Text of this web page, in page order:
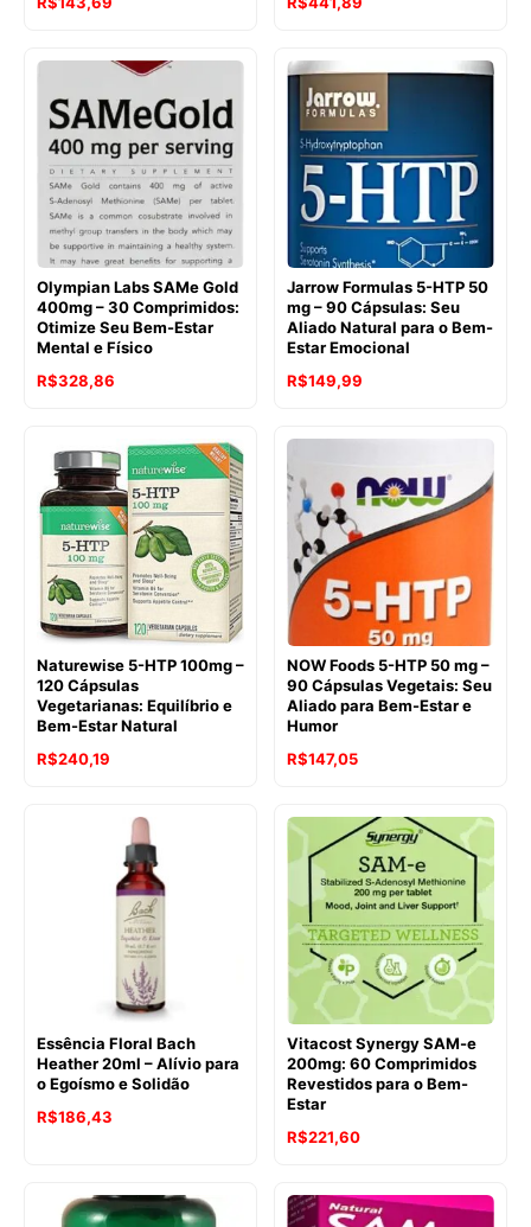
original
R$191,21.
atual
R$143,69.
original
era:
é:
R$441,89.
Olympian Labs SAMe Gold
400mg – 30 Comprimidos:
Otimize Seu Bem-Estar
Mental e Físico
O
era:
R$445,10.
R$328,86
atual
é:
R$328,86.
Jarrow Formulas 5-HTP 50
mg – 90 Cápsulas: Seu
Aliado Natural para o Bem-
Estar Emocional
O
original
era:
R$253,00.
R$149,99
atual
R$149,99.
Naturewise 5-HTP 100mg –
120 Cápsulas
Vegetarianas: Equilíbrio e
Bem-Estar Natural
O
R$342,46.
R$240,19
atual
R$240,19.
NOW Foods 5-HTP 50 mg –
90 Cápsulas Vegetais: Seu
Aliado para Bem-Estar e
Humor
O
original
era:
R$226,70.
R$147,05O
atual
é:
R$147,05.
Essência Floral Bach
Heather 20ml – Alívio para
o Egoísmo e Solidão
O
era:
R$186,43
é:
Vitacost Synergy SAM-e
200mg: 60 Comprimidos
Revestidos para o Bem-
Estar
R$221,60